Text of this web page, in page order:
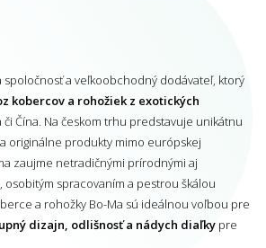
spoločnosť a veľkoobchodný dodávateľ, ktorý
kobercov a rohožiek z exotických
či Čína. Na českom trhu predstavuje unikátnu
originálne produkty mimo európskej
zaujme netradičnými prírodnými aj
osobitým spracovaním a pestrou škálou
a rohožky Bo-Ma sú ideálnou voľbou pre
dizajn, odlišnosť a nádych diaľky pre